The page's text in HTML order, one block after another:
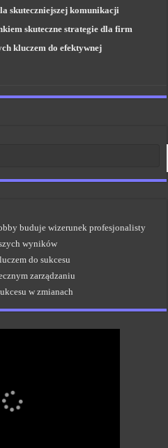
skuteczniejszej komunikacji
skuteczne strategie dla firm
kluczem do efektywnej
buduje wizerunek profesjonalisty
wyników
do sukcesu
zarządzaniu
w zmianach